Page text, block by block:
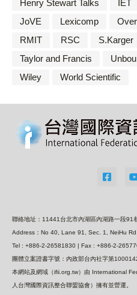
Henry Stewart Talks
IET
JoVE
Lexicomp
RMIT
RSC S.Karger
Taylor and Francis
Wiley
World Scientific
聯絡地址：11441台北市內湖區內湖路一段91
Address：No 40, Lane 91, Sec. 1, NeiHu
Tel : +886-2-26581830 | Fax : +886-2-
團體立案證書字號：內政部台內社字第
本網站及網域（ifii.org.tw）由 International
人台灣國際資訊整合聯盟協會）擁有並營運。